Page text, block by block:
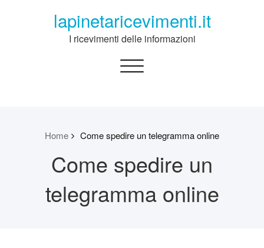
lapinetaricevimenti.it
I ricevimenti delle informazioni
Toggle
Home Come spedire un telegramma online
Come spedire un
telegramma online